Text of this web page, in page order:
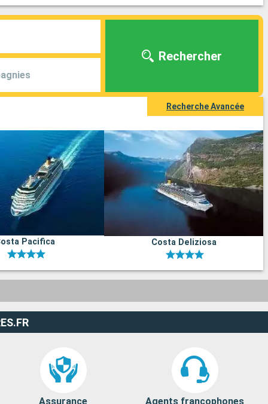
Rechercher
Recherche Avancée
Pacifica Costa Deliziosa
Assurance Agents francophones